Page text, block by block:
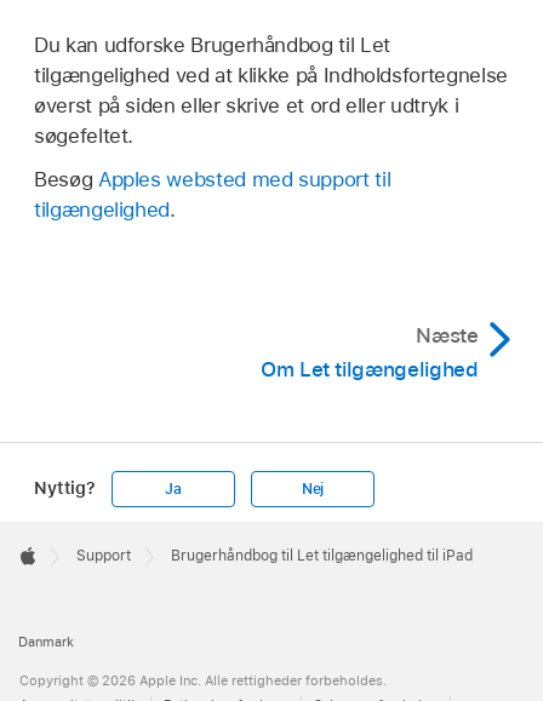
Du kan udforske Brugerhåndbog til Let
tilgængelighed ved at klikke på Indholdsfortegnelse
øverst på siden eller skrive et ord eller udtryk i
søgefeltet.
Besøg Apples websted med support til
tilgængelighed.
Næste
Om Let tilgængelighed
Nyttig? Ja Nej
Footer

Support Brugerhåndbog til Let tilgængelighed til iPad
Danmark
Copyright © 2026 Apple Inc. Alle rettigheder forbeholdes.